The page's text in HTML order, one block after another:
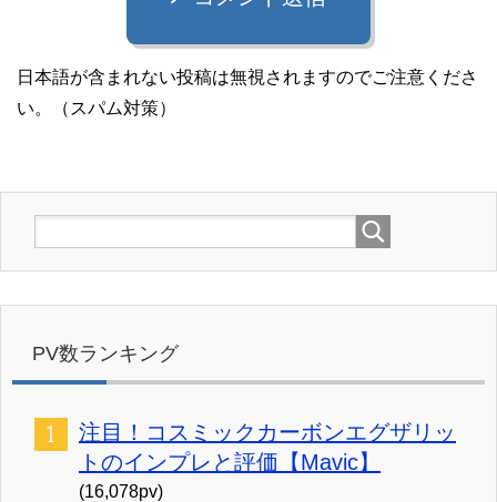
日本語が含まれない投稿は無視されますのでご注意くださ
い。（スパム対策）
PV数ランキング
注目！コスミックカーボンエグザリッ
トのインプレと評価【Mavic】
(16,078pv)